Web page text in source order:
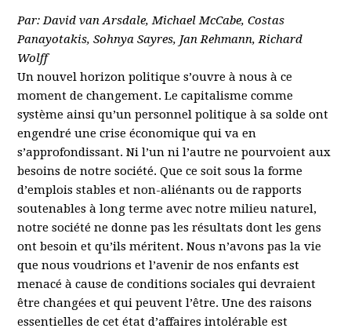
Par: David van Arsdale, Michael McCabe, Costas
Panayotakis, Sohnya Sayres, Jan Rehmann, Richard
Wolff
Un nouvel horizon politique s’ouvre à nous à ce
moment de changement. Le capitalisme comme
système ainsi qu’un personnel politique à sa solde ont
engendré une crise économique qui va en
s’approfondissant. Ni l’un ni l’autre ne pourvoient aux
besoins de notre société. Que ce soit sous la forme
d’emplois stables et non-aliénants ou de rapports
soutenables à long terme avec notre milieu naturel,
notre société ne donne pas les résultats dont les gens
ont besoin et qu’ils méritent. Nous n’avons pas la vie
que nous voudrions et l’avenir de nos enfants est
menacé à cause de conditions sociales qui devraient
être changées et qui peuvent l’être. Une des raisons
essentielles de cet état d’affaires intolérable est